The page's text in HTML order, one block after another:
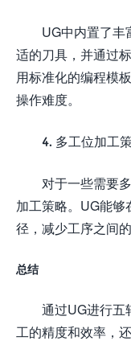
UG中内置了丰
适的刀具，并通过
用标准化的编程模
操作难度。
4. 多工位加工
对于一些需要
加工策略。UG能够
径，减少工序之间
总结
通过UG进行五
工的精度和效率，